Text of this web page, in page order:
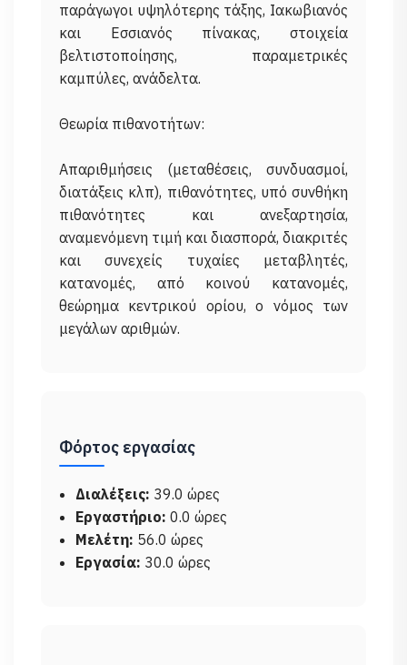
παράγωγοι υψηλότερης τάξης, Ιακωβιανός
και Εσσιανός πίνακας, στοιχεία
βελτιστοποίησης, παραμετρικές
καμπύλες, ανάδελτα.
Θεωρία πιθανοτήτων:
Απαριθμήσεις (μεταθέσεις, συνδυασμοί,
διατάξεις κλπ), πιθανότητες, υπό συνθήκη
πιθανότητες και ανεξαρτησία,
αναμενόμενη τιμή και διασπορά, διακριτές
και συνεχείς τυχαίες μεταβλητές,
κατανομές, από κοινού κατανομές,
θεώρημα κεντρικού ορίου, ο νόμος των
μεγάλων αριθμών.
Φόρτος εργασίας
Διαλέξεις: 39.0 ώρες
Εργαστήριο: 0.0 ώρες
Μελέτη: 56.0 ώρες
Εργασία: 30.0 ώρες